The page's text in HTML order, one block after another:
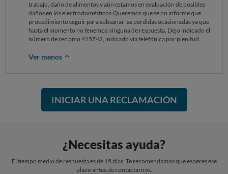
trabajo, daño de alimentos y aún estamos en evaluación de posibles
daños en los electrodomésticos.Queremos que se no informe que
procedimiento seguir para subsanar las perdidas ocasionadas ya que
hasta el momento no tenemos ninguna de respuesta. Dejo indicado el
número de reclamo 415742, indicado vía telefónica por plenitud.
Ver menos
INICIAR UNA RECLAMACIÓN
¿Necesitas ayuda?
El tiempo medio de respuesta es de 15 días. Te recomendamos que esperes ese
plazo antes de contactarnos.